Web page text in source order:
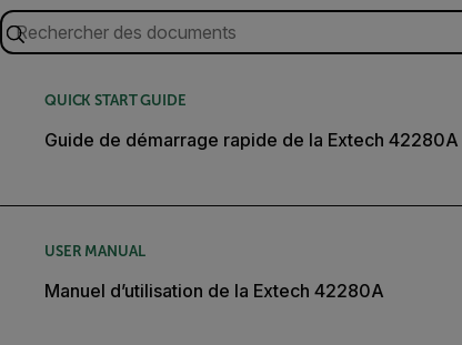
QUICK START GUIDE
Guide de démarrage rapide de la Extech 42280A
USER MANUAL
Manuel d’utilisation de la Extech 42280A